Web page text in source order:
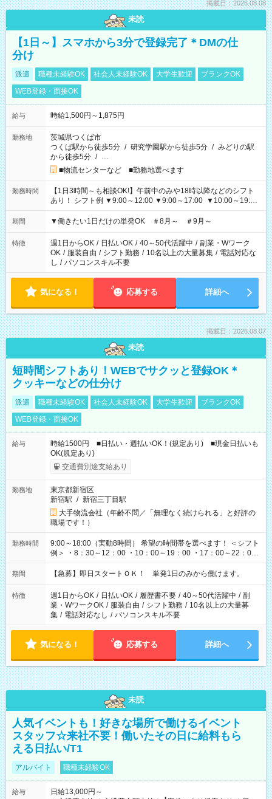
掲載日：2026.08.08
未読
【1日～】スマホから3分で登録完了＊DMの仕
分け
派遣 職種未経験OK 社会人未経験OK 大学生歓迎
ブランクOK
WEB登録・面接OK
給与 時給1,500円～1,875円
勤務地
茨城県つくば市
つくば駅から徒歩5分 / 研究学園駅から徒歩5分 / みどりの駅
から徒歩5分 / …
■物流センターなど ■勤務地選べます
勤務時間
【1日3時間～も相談OK!】午前中のみや18時以降などのシフト
あり！ シフト例 ▼9:00～12:00 ▼9:00～17:00 ▼10:00～19:00
▼18:00～21:00
期間 ▼働きたい1日だけの単発OK ＃8月～ ＃9月～
特徴 週1日からOK / 日払いOK / 40～50代活躍中 / 副業・Wワーク
OK / 服装自由 / シフト勤務 / 10名以上の大量募集 / 電話対応な
し / パソコンスキル不要
気になる！ 応募する 詳細へ
掲載日：2026.08.07
未読
短時間シフトあり！WEBでサクッと登録OK＊
クッキーなどの仕分け
派遣 職種未経験OK 社会人未経験OK 大学生歓迎
ブランクOK
WEB登録・面接OK
給与
時給1500円 ■日払い・週払いOK！(規定あり) ■現金日払いも
OK(規定あり)
交通費別途支給あり
勤務地
東京都新宿区
新宿駅 / 新宿三丁目駅
大手物流会社（年齢不問／「無理なく続けられる」と好評の
職場です！）
勤務時間
9:00～18:00（実動8時間） 希望の時間帯を選べます！ ＜シフト
例＞ ・8：30～12：00 ・10：00～19：00 ・17：00～22：00
・13：00～22：00 ・22：00～翌6：00 など
期間 【急募】即日スタートＯＫ！ 単発1日のみから働けます。
特徴 週1日からOK / 日払いOK / 履歴書不要 / 40～50代活躍中 / 副
業・WワークOK / 服装自由 / シフト勤務 / 10名以上の大量募
集 / 電話対応なし / パソコンスキル不要
気になる！ 応募する 詳細へ
未読
人気イベントも！好きな場所で働けるイベント
スタッフ☆来社不要！働いたその日に給料もら
える日払い/T1
アルバイト 職種未経験OK
給与
日給13,000円～